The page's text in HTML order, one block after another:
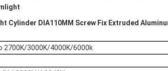
Cylinder DIA110MM Screw Fix Extruded
2700K/3000K/4000K/6000k